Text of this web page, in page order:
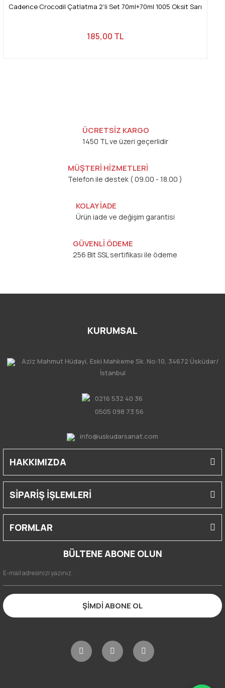
Cadence Crocodil Çatlatma 2'li Set 70ml+70ml 1005 Oksit Sarı
185,00 TL
ÜCRETSİZ KARGO
1450 TL ve üzeri geçerlidir
MÜŞTERİ HİZMETLERİ
Telefon ile destek ( 09.00 - 18.00 )
KOLAY İADE
Ürün iade ve değişim garantisi
GÜVENLİ ÖDEME
256 Bit SSL sertifikası ile ödeme
KURUMSAL
Aziz Mahmut Hüdayi, Eski Mahkeme Sk. No:10, 34672 Üsküdar/
İstanbul
0216 532 40 36
0505 098 73 56
info@uskudarsanat.com
HAKKIMIZDA
SİPARİŞ İŞLEMLERİ
FORMLAR
BÜLTENE ABONE OLUN
ŞİMDİ ABONE OL